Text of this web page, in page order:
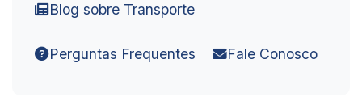
Blog sobre Transporte
Perguntas Frequentes Fale Conosco